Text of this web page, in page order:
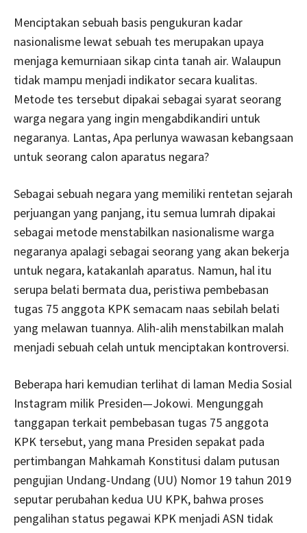
Menciptakan sebuah basis pengukuran kadar
nasionalisme lewat sebuah tes merupakan upaya
menjaga kemurniaan sikap cinta tanah air. Walaupun
tidak mampu menjadi indikator secara kualitas.
Metode tes tersebut dipakai sebagai syarat seorang
warga negara yang ingin mengabdikandiri untuk
negaranya. Lantas, Apa perlunya wawasan kebangsaan
untuk seorang calon aparatus negara?
Sebagai sebuah negara yang memiliki rentetan sejarah
perjuangan yang panjang, itu semua lumrah dipakai
sebagai metode menstabilkan nasionalisme warga
negaranya apalagi sebagai seorang yang akan bekerja
untuk negara, katakanlah aparatus. Namun, hal itu
serupa belati bermata dua, peristiwa pembebasan
tugas 75 anggota KPK semacam naas sebilah belati
yang melawan tuannya. Alih-alih menstabilkan malah
menjadi sebuah celah untuk menciptakan kontroversi.
Beberapa hari kemudian terlihat di laman Media Sosial
Instagram milik Presiden—Jokowi. Mengunggah
tanggapan terkait pembebasan tugas 75 anggota
KPK tersebut, yang mana Presiden sepakat pada
pertimbangan Mahkamah Konstitusi dalam putusan
pengujian Undang-Undang (UU) Nomor 19 tahun 2019
seputar perubahan kedua UU KPK, bahwa proses
pengalihan status pegawai KPK menjadi ASN tidak